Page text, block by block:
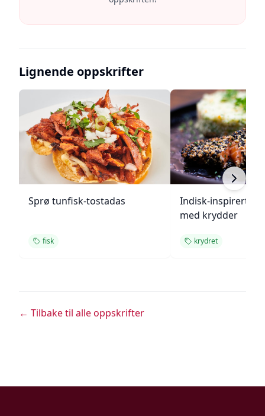
Lignende oppskrifter
Sprø tunfisk-tostadas
fisk
Indisk-inspirert
med krydder
krydret
← Tilbake til alle oppskrifter